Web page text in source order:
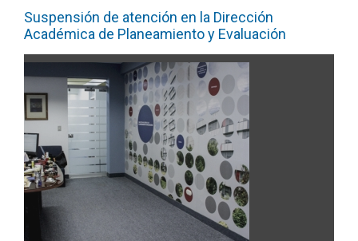
Suspensión de atención en la Dirección
Académica de Planeamiento y Evaluación